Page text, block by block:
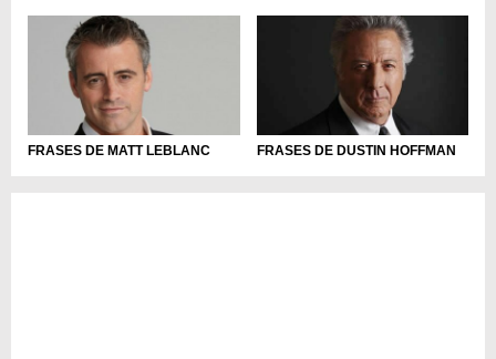
FRASES DE MATT LEBLANC FRASES DE DUSTIN HOFFMAN